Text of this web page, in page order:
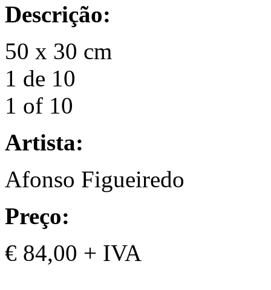
Descrição:
50 x 30 cm
1 de 10
1 of 10
Artista:
Afonso Figueiredo
Preço:
€ 84,00 + IVA